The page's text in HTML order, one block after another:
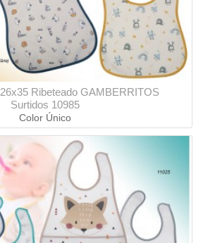
Ribeteado GAMBERRITOS
Surtidos 10985
Color Único